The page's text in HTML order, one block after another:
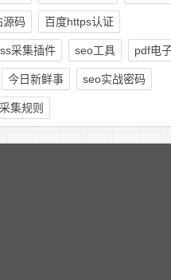
源码 百度https认证
采集插件 seo工具 pdf电
今日新鲜事 seo实战密码
集规则